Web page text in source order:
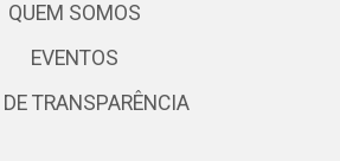
QUEM SOMOS
EVENTOS
DE TRANSPARÊNCIA